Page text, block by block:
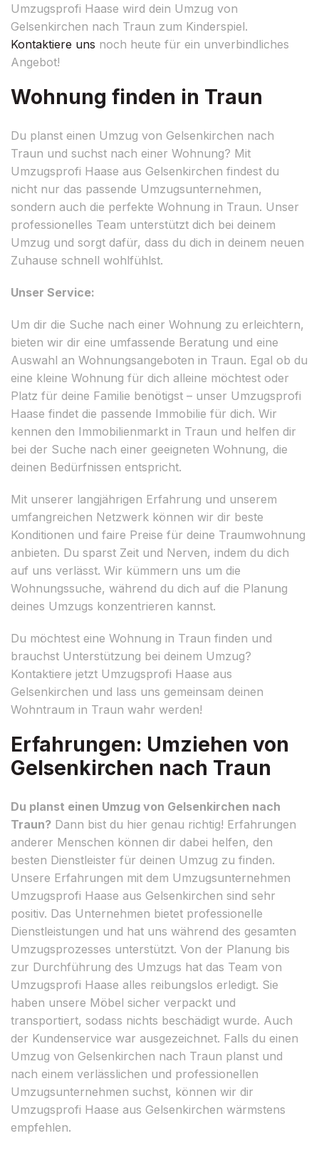
Umzugsprofi Haase wird dein Umzug von
Gelsenkirchen nach Traun zum Kinderspiel.
Kontaktiere uns noch heute für ein unverbindliches
Angebot!
Wohnung finden in Traun
Du planst einen Umzug von Gelsenkirchen nach
Traun und suchst nach einer Wohnung? Mit
Umzugsprofi Haase aus Gelsenkirchen findest du
nicht nur das passende Umzugsunternehmen,
sondern auch die perfekte Wohnung in Traun. Unser
professionelles Team unterstützt dich bei deinem
Umzug und sorgt dafür, dass du dich in deinem neuen
Zuhause schnell wohlfühlst.
Unser Service:
Um dir die Suche nach einer Wohnung zu erleichtern,
bieten wir dir eine umfassende Beratung und eine
Auswahl an Wohnungsangeboten in Traun. Egal ob du
eine kleine Wohnung für dich alleine möchtest oder
Platz für deine Familie benötigst – unser Umzugsprofi
Haase findet die passende Immobilie für dich. Wir
kennen den Immobilienmarkt in Traun und helfen dir
bei der Suche nach einer geeigneten Wohnung, die
deinen Bedürfnissen entspricht.
Mit unserer langjährigen Erfahrung und unserem
umfangreichen Netzwerk können wir dir beste
Konditionen und faire Preise für deine Traumwohnung
anbieten. Du sparst Zeit und Nerven, indem du dich
auf uns verlässt. Wir kümmern uns um die
Wohnungssuche, während du dich auf die Planung
deines Umzugs konzentrieren kannst.
Du möchtest eine Wohnung in Traun finden und
brauchst Unterstützung bei deinem Umzug?
Kontaktiere jetzt Umzugsprofi Haase aus
Gelsenkirchen und lass uns gemeinsam deinen
Wohntraum in Traun wahr werden!
Erfahrungen: Umziehen von
Gelsenkirchen nach Traun
Du planst einen Umzug von Gelsenkirchen nach
Traun? Dann bist du hier genau richtig! Erfahrungen
anderer Menschen können dir dabei helfen, den
besten Dienstleister für deinen Umzug zu finden.
Unsere Erfahrungen mit dem Umzugsunternehmen
Umzugsprofi Haase aus Gelsenkirchen sind sehr
positiv. Das Unternehmen bietet professionelle
Dienstleistungen und hat uns während des gesamten
Umzugsprozesses unterstützt. Von der Planung bis
zur Durchführung des Umzugs hat das Team von
Umzugsprofi Haase alles reibungslos erledigt. Sie
haben unsere Möbel sicher verpackt und
transportiert, sodass nichts beschädigt wurde. Auch
der Kundenservice war ausgezeichnet. Falls du einen
Umzug von Gelsenkirchen nach Traun planst und
nach einem verlässlichen und professionellen
Umzugsunternehmen suchst, können wir dir
Umzugsprofi Haase aus Gelsenkirchen wärmstens
empfehlen.